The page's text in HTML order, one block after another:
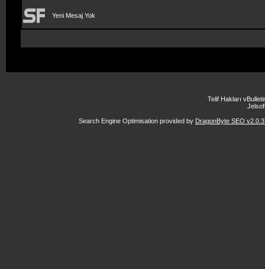
Yeni Mesaj Yok
Telif Hakları
Search Engine Optimisation provided by DragonByte SEO